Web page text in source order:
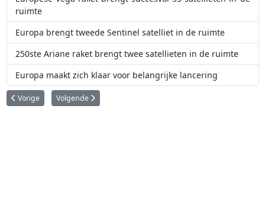
ruimte
Europa brengt tweede Sentinel satelliet in de ruimte
250ste Ariane raket brengt twee satellieten in de ruimte
Europa maakt zich klaar voor belangrijke lancering
Vorig artikel: Rusland lanceert ambitieuze Spektr-RG ruimtetelescoop
Vorige Volgende artikel: NASA voert succesvolle Orion abort-test uit
Volgende